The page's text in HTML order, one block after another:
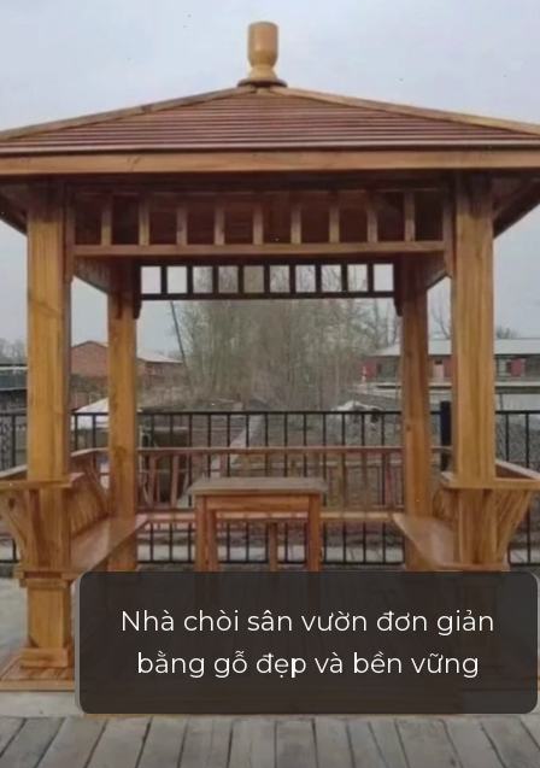
Nhà chòi sân vườn đơn giản
bằng gỗ đẹp và bền vững